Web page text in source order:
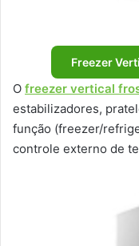
Freezer
O freezer vertical
estabilizadores,
função (freezer/
controle externo de